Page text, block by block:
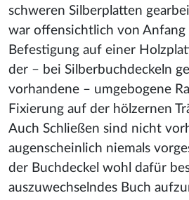
schweren Silberplatten
war offensichtlich von
Befestigung auf einer
der – bei Silberbuchdeckeln
vorhandene – umgebogene
Fixierung auf der hölzernen
Auch Schließen sind nicht
augenscheinlich niemals
der Buchdeckel wohl dafür
auszuwechselndes Buch